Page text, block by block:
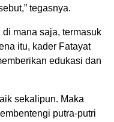
tegasnya.
mana saja, termasuk
itu, kader Fatayat
edukasi dan
sekalipun. Maka
putra-putri